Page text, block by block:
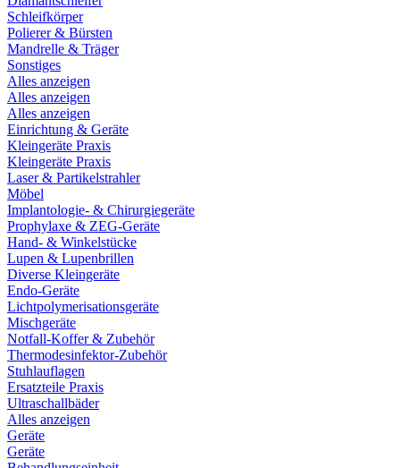
Schleifkörper
Polierer & Bürsten
Mandrelle & Träger
Sonstiges
Alles anzeigen
Alles anzeigen
Alles anzeigen
Einrichtung & Geräte
Kleingeräte Praxis
Kleingeräte Praxis
Laser & Partikelstrahler
Möbel
Implantologie- & Chirurgiegeräte
Prophylaxe & ZEG-Geräte
Hand- & Winkelstücke
Lupen & Lupenbrillen
Diverse Kleingeräte
Endo-Geräte
Lichtpolymerisationsgeräte
Mischgeräte
Notfall-Koffer & Zubehör
Thermodesinfektor-Zubehör
Stuhlauflagen
Ersatzteile Praxis
Ultraschallbäder
Alles anzeigen
Geräte
Geräte